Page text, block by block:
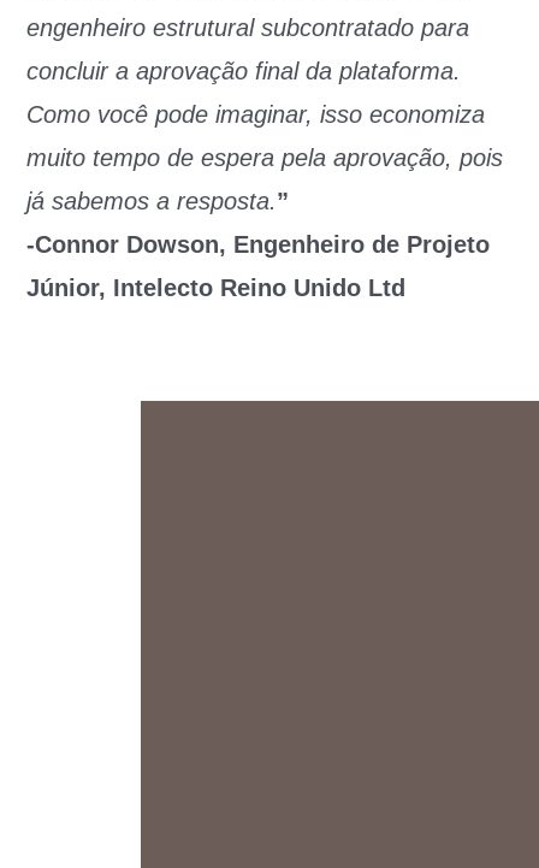
engenheiro estrutural subcontratado para
concluir a aprovação final da plataforma.
Como você pode imaginar, isso economiza
muito tempo de espera pela aprovação, pois
já sabemos a resposta.”
-Connor Dowson, Engenheiro de Projeto
Júnior, Intelecto Reino Unido Ltd